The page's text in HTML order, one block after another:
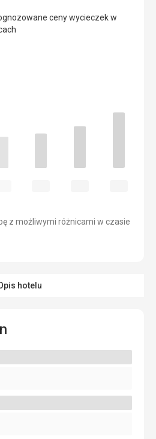
ceny wycieczek w
z możliwymi różnicami w czasie
hotelu